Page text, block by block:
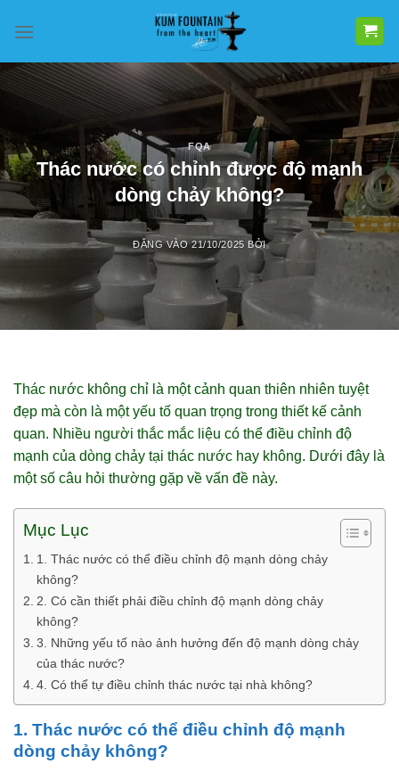
qua
dung
FQA
Thác nước có chỉnh được độ mạnh
dòng chảy không?
ĐĂNG VÀO21/10/2025 BỞI
Thác nước không chỉ là một cảnh quan thiên nhiên tuyệt
đẹp mà còn là một yếu tố quan trọng trong thiết kế cảnh
quan. Nhiều người thắc mắc liệu có thể điều chỉnh độ
mạnh của dòng chảy tại thác nước hay không. Dưới đây là
một số câu hỏi thường gặp về vấn đề này.
Mục Lục
1. Thác nước có thể điều chỉnh độ mạnh dòng chảy
không?
2. Có cần thiết phải điều chỉnh độ mạnh dòng chảy
không?
3. Những yếu tố nào ảnh hưởng đến độ mạnh dòng chảy
của thác nước?
4. Có thể tự điều chỉnh thác nước tại nhà không?
1. Thác nước có thể điều chỉnh độ mạnh
dòng chảy không?